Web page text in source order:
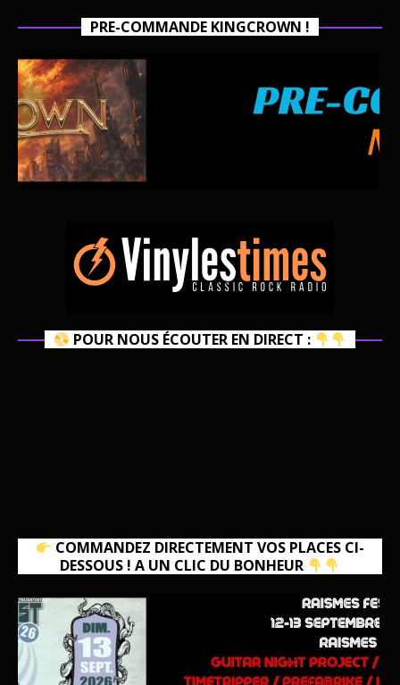
PRE-COMMANDE KINGCROWN !
POUR NOUS ÉCOUTER EN DIRECT :
COMMANDEZ DIRECTEMENT VOS PLACES CI-
DESSOUS ! A UN CLIC DU BONHEUR